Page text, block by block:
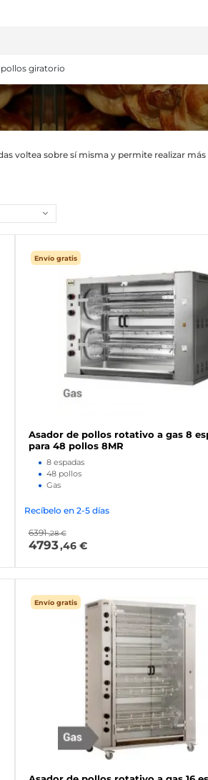
giratorio
voltea sobre sí misma y permite realizar
Envío gratis
Asador de pollos rotativo a gas 8
para 48 pollos 8MR
8 espadas
48 pollos
Gas
Recíbelo en 2-5 días
6391 ,28 €
4793,46 €
Envío gratis